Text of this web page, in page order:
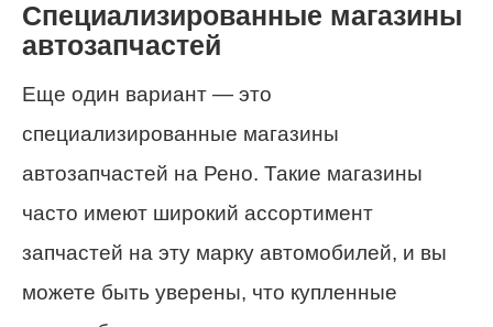
Специализированные магазины
автозапчастей
Еще один вариант — это
специализированные магазины
автозапчастей на Рено. Такие магазины
часто имеют широкий ассортимент
запчастей на эту марку автомобилей, и вы
можете быть уверены, что купленные